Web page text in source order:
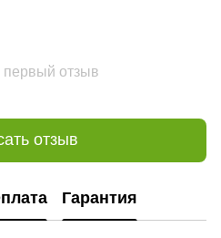
первый отзыв
отзыв
Гарантия